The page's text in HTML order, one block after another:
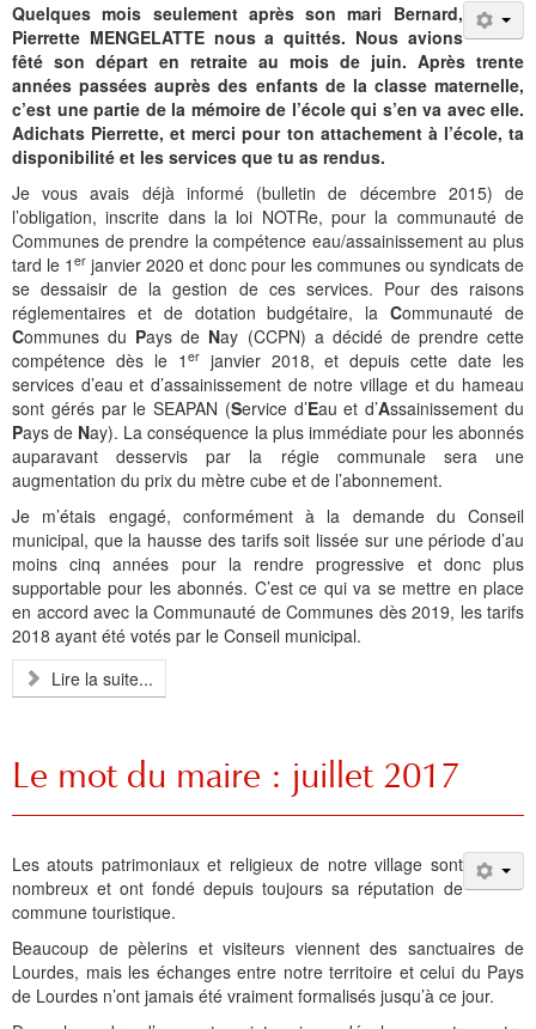
Quelques mois seulement après son mari Bernard,
Pierrette MENGELATTE nous a quittés. Nous avions
fêté son départ en retraite au mois de juin. Après trente
années passées auprès des enfants de la classe maternelle,
c’est une partie de la mémoire de l’école qui s’en va avec elle.
Adichats Pierrette, et merci pour ton attachement à l’école, ta
disponibilité et les services que tu as rendus.
Je vous avais déjà informé (bulletin de décembre 2015) de
l’obligation, inscrite dans la loi NOTRe, pour la communauté de
Communes de prendre la compétence eau/assainissement au plus
tard le 1er janvier 2020 et donc pour les communes ou syndicats de
se dessaisir de la gestion de ces services. Pour des raisons
réglementaires et de dotation budgétaire, laCommunauté de
Communes du Pays de Nay (CCPN) a décidé de prendre cette
compétence dès le 1 erjanvier 2018, et depuis cette date les
services d’eau et d’assainissement de notre village et du hameau
sont gérés par le SEAPAN (Service d’Eau et d’Assainissement du
Pays de Nay). La conséquence la plus immédiate pour les abonnés
auparavant desservis par la régie communale sera une
augmentation du prix du mètre cube et de l’abonnement.
Je m’étais engagé, conformément à la demande du Conseil
municipal, que la hausse des tarifs soit lissée sur une période d’au
moins cinq années pour la rendre progressive et donc plus
supportable pour les abonnés. C’est ce qui va se mettre en place
en accord avec la Communauté de Communes dès 2019, les tarifs
2018 ayant été votés par le Conseil municipal.
Lire la suite...
Le mot du maire : juillet 2017
Les atouts patrimoniaux et religieux de notre village sont
nombreux et ont fondé depuis toujours sa réputation de
commune touristique.
Beaucoup de pèlerins et visiteurs viennent des sanctuaires de
Lourdes, mais les échanges entre notre territoire et celui du Pays
de Lourdes n’ont jamais été vraiment formalisés jusqu’à ce jour.